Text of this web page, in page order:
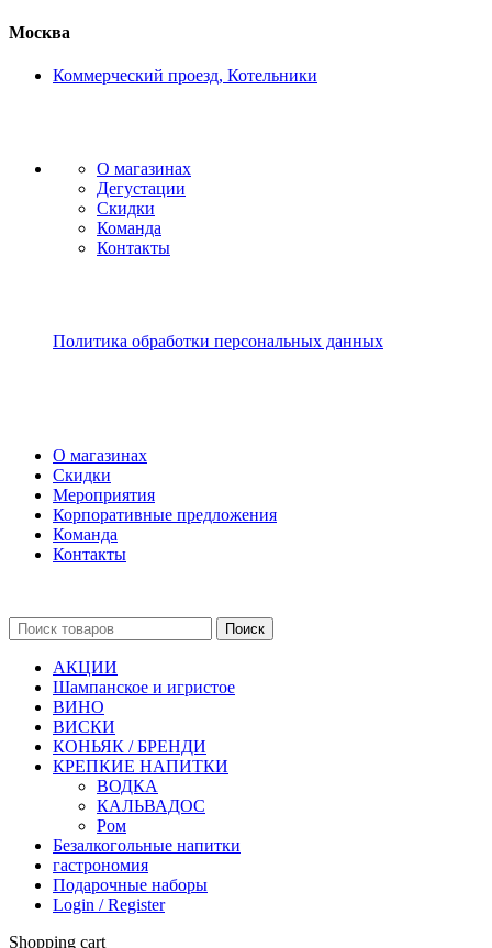
Москва
Коммерческий проезд, Котельники
О магазинах
Дегустации
Скидки
Команда
Контакты
Политика обработки персональных данных
О магазинах
Скидки
Мероприятия
Корпоративные предложения
Команда
Контакты
Поиск
АКЦИИ
Шампанское и игристое
ВИНО
ВИСКИ
КОНЬЯК / БРЕНДИ
КРЕПКИЕ НАПИТКИ
ВОДКА
КАЛЬВАДОС
Ром
Безалкогольные напитки
гастрономия
Подарочные наборы
Login / Register
Shopping cart